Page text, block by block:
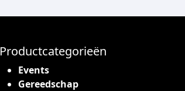
Productcategorieën
Events
Gereedschap